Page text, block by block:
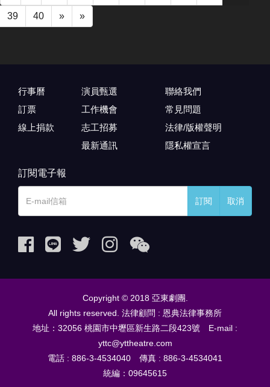
39 40 » »
行事曆
訂票
線上捐款
演員甄選
工作機會
志工招募
最新通訊
聯絡我們
常見問題
法律/版權聲明
隱私權宣言
訂閱電子報
訂閱 取消
Copyright © 2018 亞東劇團.
All rights reserved. 法律顧問 : 恩典法律事務所
地址：32056 桃園市中壢區新生路二段423號 E-mail :
yttc@yttheatre.com
電話 : 886-3-4534040 傳真 : 886-3-4534041
統編：09645615